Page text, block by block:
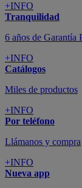
+INFO
Tranquilidad
6 años de Garantía
+INFO
Catálogos
Miles de productos
+INFO
Por teléfono
Llámanos y compra
+INFO
Nueva app